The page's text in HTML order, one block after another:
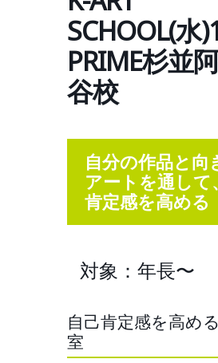
SCHOOL(水
PRIME杉並
谷校
自分の作品と向
アートを通して
肯定感を高める
対象：年長〜
自己肯定感を高め
室